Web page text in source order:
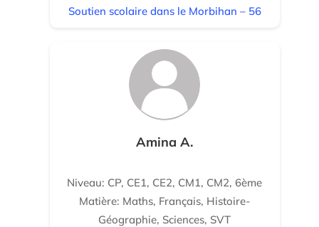
Soutien scolaire dans le Morbihan – 56
Amina A.
Niveau: CP, CE1, CE2, CM1, CM2, 6ème
Matière: Maths, Français, Histoire-
Géographie, Sciences, SVT